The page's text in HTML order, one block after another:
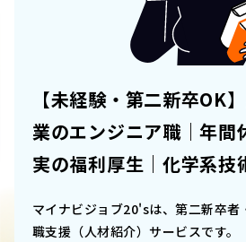
【未経験・第二新卒OK
業のエンジニア職｜年
実の福利厚生｜化学系技
マイナビジョブ20'sは、第二新卒者
職支援（人材紹介）サービスです。